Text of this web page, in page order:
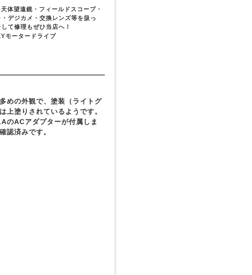
体望遠鏡・フィールドスコープ・
デジカメ・交換レンズ等を扱っ
て修理もぜひ当店へ！
モータードライブ
めの外観で、塗装（ライトグ
上塗りされているようです。
のACアダプターが付属しま
認済みです。